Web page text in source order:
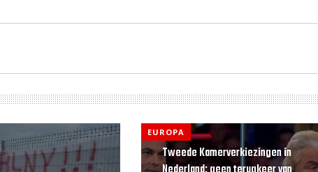
EUROPA
Tweede Kamerverkiezingen in